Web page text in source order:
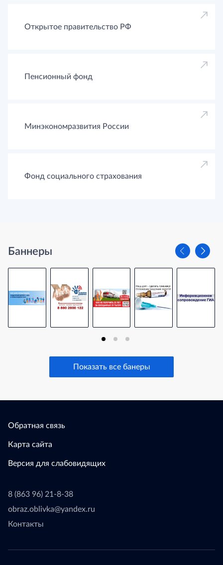
Открытое правительство РФ
Пенсионный фонд
Минэкономразвития России
Фонд социального страхования
Баннеры
Показать все банеры
Обратная связь
Карта сайта
Версия для слабовидящих
8 (863 96) 21-8-38
obraz.oblivka@yandex.ru
Контакты